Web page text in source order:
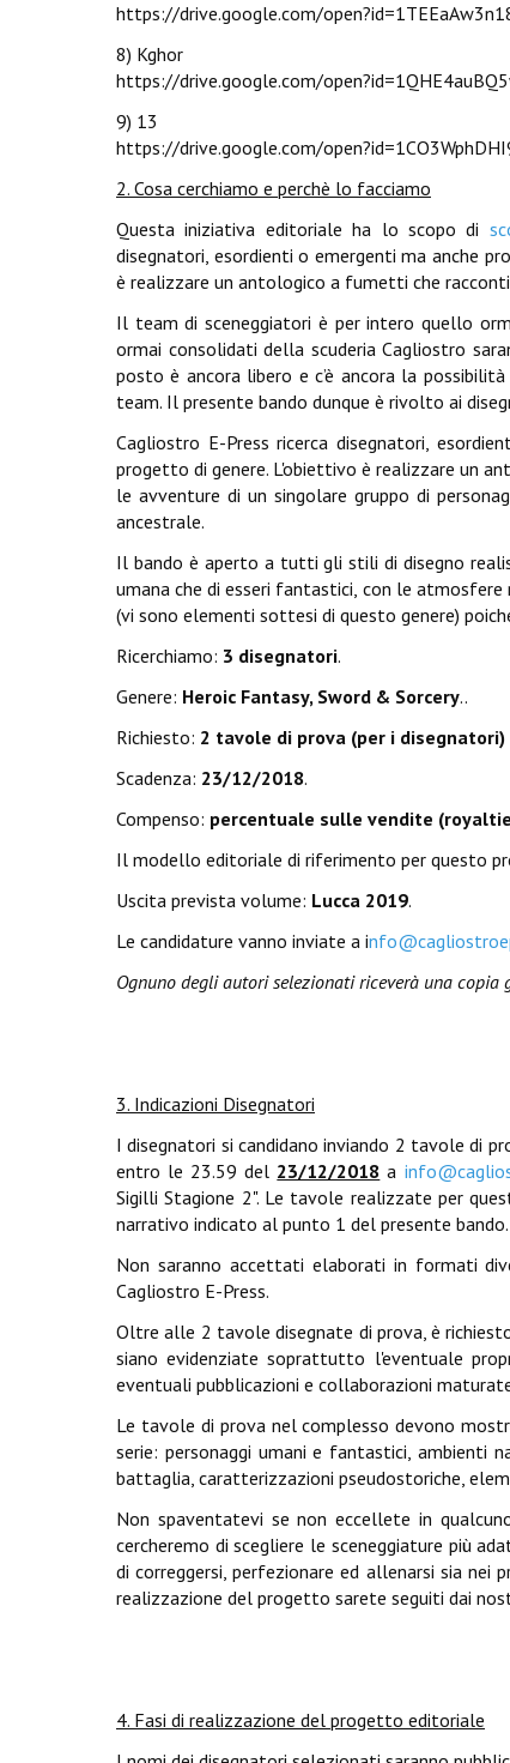
https://drive.google.com/
8) Kghor
https://drive.google.com/
9) 13
https://drive.google.com/
2. Cosa cerchiamo e perchè lo facciamo
Questa iniziativa editoriale ha lo scopo di
disegnatori, esordienti o emergenti ma anche
è realizzare un antologico a fumetti che
Il team di sceneggiatori è per intero quello
ormai consolidati della scuderia Cagliostro
posto è ancora libero e c’è ancora la
team. Il presente bando dunque è rivolto ai
Cagliostro E-Press ricerca disegnatori,
progetto di genere. L'obiettivo è realizzare un
le avventure di un singolare gruppo di
ancestrale.
Il bando è aperto a tutti gli stili di disegno
umana che di esseri fantastici, con le
(vi sono elementi sottesi di questo genere)
Ricerchiamo: 3 disegnatori.
Genere: Heroic Fantasy, Sword & Sorcery..
Richiesto: 2 tavole di prova (per i disegnatori)
Scadenza: 23/12/2018.
Compenso: percentuale sulle vendite
Il modello editoriale di riferimento per questo
Uscita prevista volume: Lucca 2019.
Le candidature vanno inviate a i
Ognuno degli autori selezionati riceverà una
3. Indicazioni Disegnatori
I disegnatori si candidano inviando 2 tavole di
entro le 23.59 del 23/12/2018 a
Sigilli Stagione 2". Le tavole realizzate per
narrativo indicato al punto 1 del presente bando.
Non saranno accettati elaborati in formati
Cagliostro E-Press.
Oltre alle 2 tavole disegnate di prova, è
siano evidenziate soprattutto l'eventuale
eventuali pubblicazioni e collaborazioni
Le tavole di prova nel complesso devono
serie: personaggi umani e fantastici, ambienti
battaglia, caratterizzazioni pseudostoriche,
Non spaventatevi se non eccellete in
cercheremo di scegliere le sceneggiature più
di correggersi, perfezionare ed allenarsi sia
realizzazione del progetto sarete seguiti dai
4. Fasi di realizzazione del progetto editoriale